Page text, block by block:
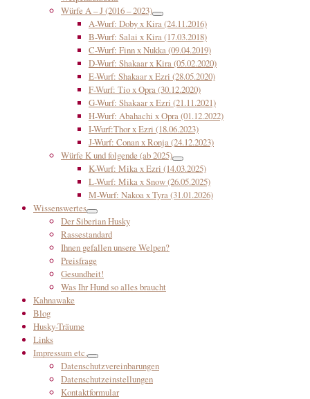
Würfe A – J (2016 – 2023)
A-Wurf: Doby x Kira (24.11.2016)
B-Wurf: Salai x Kira (17.03.2018)
C-Wurf: Finn x Nukka (09.04.2019)
D-Wurf: Shakaar x Kira (05.02.2020)
E-Wurf: Shakaar x Ezri (28.05.2020)
F-Wurf: Tio x Opra (30.12.2020)
G-Wurf: Shakaar x Ezri (21.11.2021)
H-Wurf: Abahachi x Opra (01.12.2022)
I-Wurf:Thor x Ezri (18.06.2023)
J-Wurf: Conan x Ronja (24.12.2023)
Würfe K und folgende (ab 2025)
K-Wurf: Mika x Ezri (14.03.2025)
L-Wurf: Mika x Snow (26.05.2025)
M-Wurf: Nakoa x Tyra (31.01.2026)
Wissenswertes
Der Siberian Husky
Rassestandard
Ihnen gefallen unsere Welpen?
Preisfrage
Gesundheit!
Was Ihr Hund so alles braucht
Kahnawake
Blog
Husky-Träume
Links
Impressum etc.
Datenschutzvereinbarungen
Datenschutzeinstellungen
Kontaktformular